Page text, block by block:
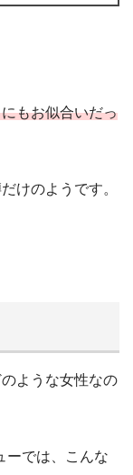
もお似合いだっ
けのようです。
ような女性なの
ーでは、こんな